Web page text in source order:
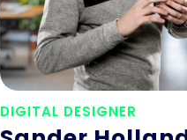
DIGITAL DESIGNER